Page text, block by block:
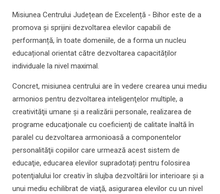
Misiunea Centrului Județean de Excelență - Bihor este de a
promova și sprijini dezvoltarea elevilor capabili de
performanță, în toate domeniile, de a forma un nucleu
educațional orientat către dezvoltarea capacităților
individuale la nivel maximal.
Concret, misiunea centrului are în vedere crearea unui mediu
armonios pentru dezvoltarea inteligenţelor multiple, a
creativităţii umane şi a realizării personale, realizarea de
programe educaţionale cu coeficienţi de calitate înaltă în
paralel cu dezvoltarea armonioasă a componentelor
personalităţii copiilor care urmează acest sistem de
educaţie, educarea elevilor supradotați pentru folosirea
potenţialului lor creativ în slujba dezvoltării lor interioare şi a
unui mediu echilibrat de viaţă, asigurarea elevilor cu un nivel